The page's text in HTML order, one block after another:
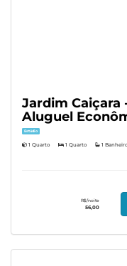
Jardim Caiçara
Aluguel
Estúdio
1 Quarto 1 Quarto 1 Banheiro
R$/noite
56,00